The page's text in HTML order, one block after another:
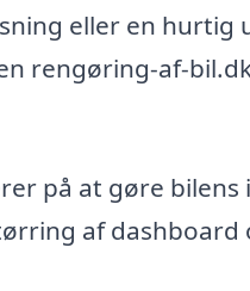
eller en hurtig
rengøring-af-
på at gøre
af